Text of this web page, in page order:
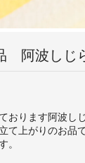
阿波しじ
おります阿波し
て上がりのお品
。